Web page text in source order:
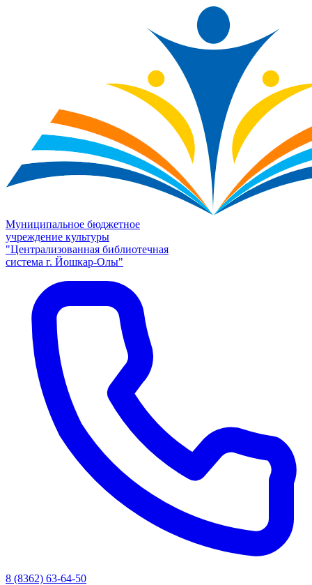
Муниципальное бюджетное
учреждение культуры
"Централизованная библиотечная
система г. Йошкар-Олы"
8 (8362) 63-64-50